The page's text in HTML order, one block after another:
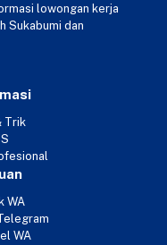
lowongan kerja
Sukabumi dan
Trik
WA
WA